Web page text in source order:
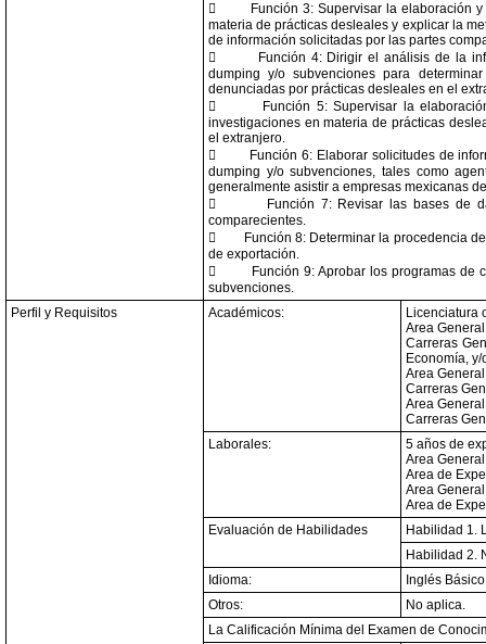

Función 3: Supervisar la elaboración
materia de prácticas desleales y explicar la
de información solicitadas por las partes

Función 4: Dirigir el análisis de la
dumping y/o subvenciones para
denunciadas por prácticas desleales en el

Función 5: Supervisar la
investigaciones en materia de prácticas
el extranjero.

Función 6: Elaborar solicitudes de
dumping y/o subvenciones, tales como
generalmente asistir a empresas mexicanas

Función 7: Revisar las bases de
comparecientes.

Función 8: Determinar la procedencia
de exportación.

Función 9: Aprobar los programas
subvenciones.
Perfil y Requisitos
Académicos:
Licenciatura
Area
Carreras
Economía,
Area
Carreras
Area
Carreras
Laborales:
5 años de
Area
Area de
Area
Area de
Evaluación de Habilidades
Habilidad 1.
Habilidad 2.
Idioma:
Inglés
Otros:
No aplica.
La Calificación Mínima del Examen de